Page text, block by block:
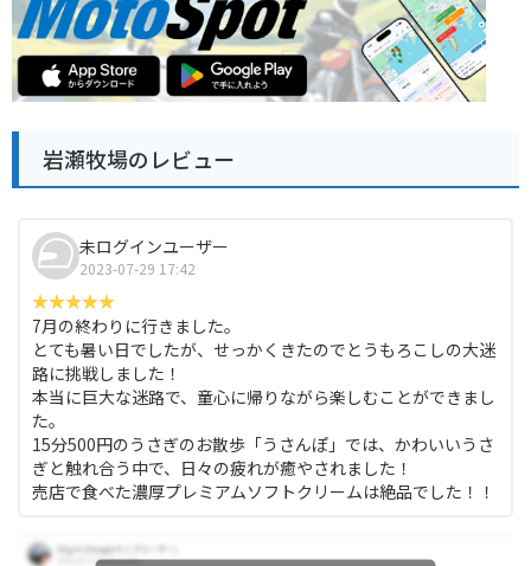
岩瀬牧場のレビュー
未ログインユーザー
2023-07-29 17:42
7月の終わりに行きました。
とても暑い日でしたが、せっかくきたのでとうもろこしの大迷
路に挑戦しました！
本当に巨大な迷路で、童心に帰りながら楽しむことができまし
た。
15分500円のうさぎのお散歩「うさんぽ」では、かわいいうさ
ぎと触れ合う中で、日々の疲れが癒やされました！
売店で食べた濃厚プレミアムソフトクリームは絶品でした！！